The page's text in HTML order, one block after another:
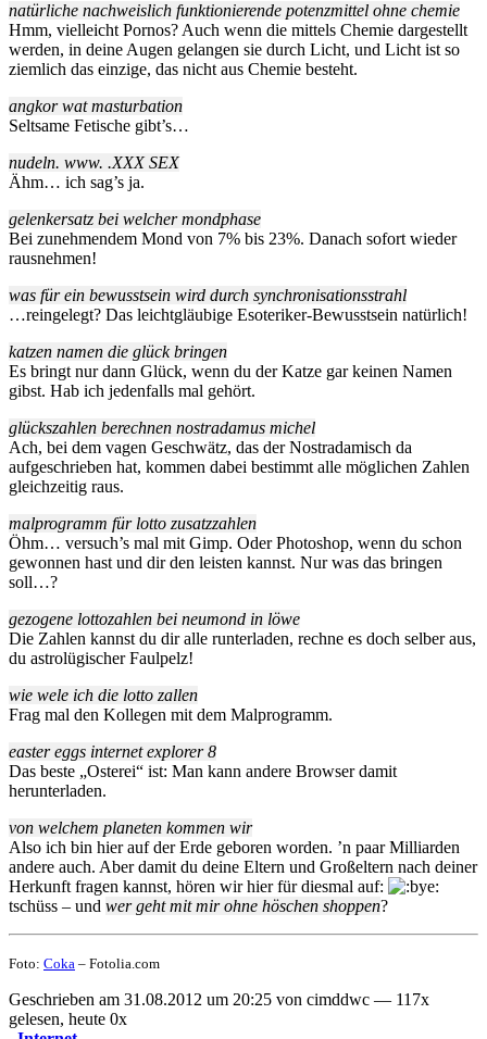
natürliche nachweislich funktionierende potenzmittel ohne chemie
Hmm, vielleicht Pornos? Auch wenn die mittels Chemie dargestellt
werden, in deine Augen gelangen sie durch Licht, und Licht ist so
ziemlich das einzige, das nicht aus Chemie besteht.
angkor wat masturbation
Seltsame Fetische gibt’s…
nudeln. www. .XXX SEX
Ähm… ich sag’s ja.
gelenkersatz bei welcher mondphase
Bei zunehmendem Mond von 7% bis 23%. Danach sofort wieder
rausnehmen!
was für ein bewusstsein wird durch synchronisationsstrahl
…reingelegt? Das leichtgläubige Esoteriker-Bewusstsein natürlich!
katzen namen die glück bringen
Es bringt nur dann Glück, wenn du der Katze gar keinen Namen
gibst. Hab ich jedenfalls mal gehört.
glückszahlen berechnen nostradamus michel
Ach, bei dem vagen Geschwätz, das der Nostradamisch da
aufgeschrieben hat, kommen dabei bestimmt alle möglichen Zahlen
gleichzeitig raus.
malprogramm für lotto zusatzzahlen
Öhm… versuch’s mal mit Gimp. Oder Photoshop, wenn du schon
gewonnen hast und dir den leisten kannst. Nur was das bringen
soll…?
gezogene lottozahlen bei neumond in löwe
Die Zahlen kannst du dir alle runterladen, rechne es doch selber aus,
du astrolügischer Faulpelz!
wie wele ich die lotto zallen
Frag mal den Kollegen mit dem Malprogramm.
easter eggs internet explorer 8
Das beste „Osterei“ ist: Man kann andere Browser damit
herunterladen.
von welchem planeten kommen wir
Also ich bin hier auf der Erde geboren worden. ’n paar Milliarden
andere auch. Aber damit du deine Eltern und Großeltern nach deiner
Herkunft fragen kannst, hören wir hier für diesmal auf:
tschüss – und wer geht mit mir ohne höschen shoppen?
Foto: Coka – Fotolia.com
Geschrieben am 31.08.2012 um 20:25 von cimddwc — 117x
gelesen, heute 0x